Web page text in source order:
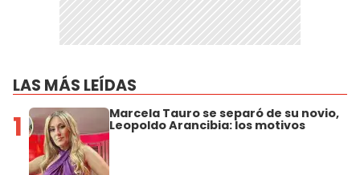
LAS MÁS LEÍDAS
1 Marcela Tauro se separó de su novio,
Leopoldo Arancibia: los motivos